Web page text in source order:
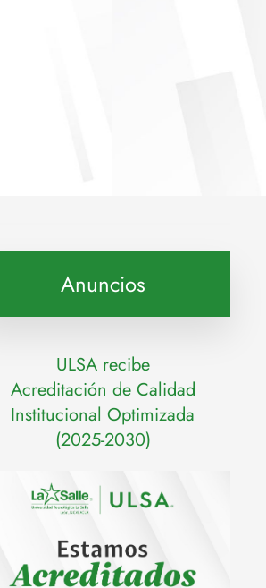
Anuncios
ULSA recibe
Acreditación de Calidad
Institucional Optimizada
(2025-2030)